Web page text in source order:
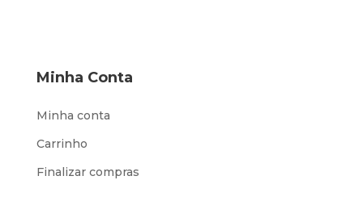
Minha Conta
Minha conta
Carrinho
Finalizar compras